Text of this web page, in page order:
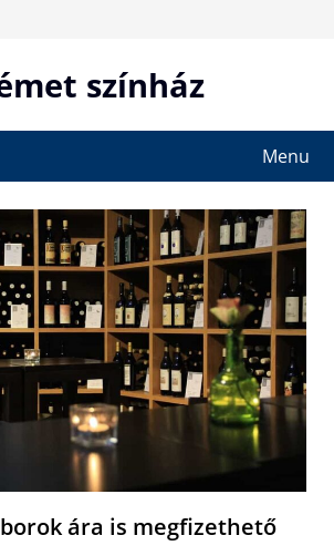
színház
Menu
ára is megfizethető